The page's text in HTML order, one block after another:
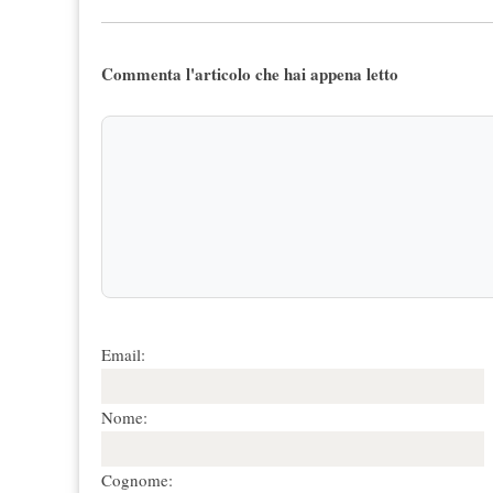
Commenta l'articolo che hai appena letto
Email:
Nome:
Cognome: